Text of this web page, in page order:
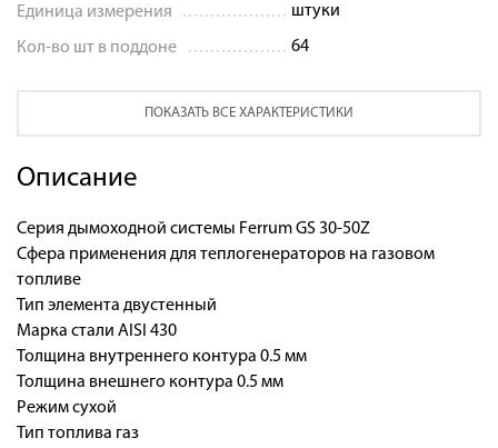
Единица измерения штуки
Кол-во шт в поддоне 64
ПОКАЗАТЬ ВСЕ ХАРАКТЕРИСТИКИ
Описание
Серия дымоходной системы Ferrum GS 30-50Z
Сфера применения для теплогенераторов на газовом
топливе
Тип элемента двустенный
Марка стали AISI 430
Толщина внутреннего контура 0.5 мм
Толщина внешнего контура 0.5 мм
Режим сухой
Тип топлива газ